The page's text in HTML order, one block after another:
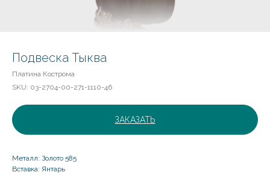
Подвеска Тыква
Платина Кострома
SKU: 03-2704-00-271-1110-46
ЗАКАЗАТЬ
Металл: Золото 585
Вставка: Янтарь